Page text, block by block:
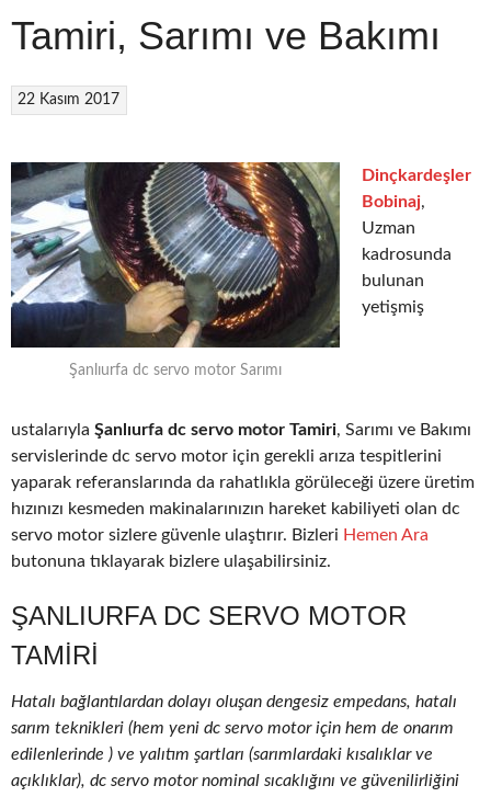
Tamiri, Sarımı ve Bakımı
22 Kasım 2017
Şanlıurfa dc servo motor Sarımı
Dinçkardeşler
Bobinaj,
Uzman
kadrosunda
bulunan
yetişmiş
ustalarıyla Şanlıurfa dc servo motor Tamiri, Sarımı ve Bakımı
servislerinde dc servo motor için gerekli arıza tespitlerini
yaparak referanslarında da rahatlıkla görüleceği üzere üretim
hızınızı kesmeden makinalarınızın hareket kabiliyeti olan dc
servo motor sizlere güvenle ulaştırır. Bizleri Hemen Ara
butonuna tıklayarak bizlere ulaşabilirsiniz.
ŞANLIURFA DC SERVO MOTOR
TAMIRI
Hatalı bağlantılardan dolayı oluşan dengesiz empedans, hatalı
sarım teknikleri (hem yeni dc servo motor için hem de onarım
edilenlerinde ) ve yalıtım şartları (sarımlardaki kısalıklar ve
açıklıklar), dc servo motor nominal sıcaklığını ve güvenilirliğini